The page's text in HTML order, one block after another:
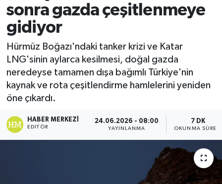
sonra gazda çeşitlenmeye
gidiyor
Hürmüz Boğazı'ndaki tanker krizi ve Katar
LNG'sinin aylarca kesilmesi, doğal gazda
neredeyse tamamen dışa bağımlı Türkiye'nin
kaynak ve rota çeşitlendirme hamlelerini yeniden
öne çıkardı.
HABER MERKEZI
EDITÖR
24.06.2026 - 08:00
YAYINLANMA
7 DK
OKUNMA SÜRESI